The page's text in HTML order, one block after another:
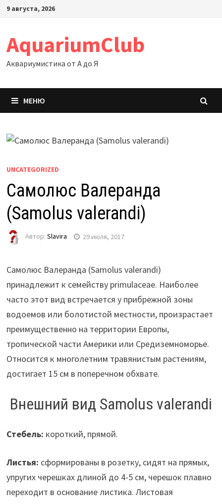
Перейти
9 августа, 2026
AquariumClub
Аквариумистика от А до Я
МЕНЮ
UNCATEGORIZED
Самолюс Валеранда
(Samolus valerandi)
Автор: Slavira 29 июля, 2017
Самолюс Валеранда (Samolus valerandi)
принадлежит к семейству primulaceae. Наиболее
часто этот вид встречается у прибрежной зоны
водоемов или болотистой местности, произрастает
преимущественно на территории Европы,
тропической части Америки или Средиземноморье.
Относится к многолетним травянистым растениям,
достигает 15 см в поперечном обхвате.
Внешний вид Samolus valerandi
Стебель: короткий, прямой.
Листья: сформированы в розетку, сидят на прямых,
упругих черешках длиной до 4-5 см, черешок плавно
переходит в основание листика. Листовая